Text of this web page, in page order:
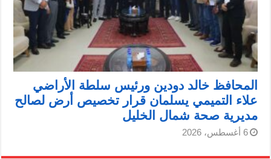
المحافظ خالد دودين ورئيس سلطة الأراضي
علاء التميمي يسلمان قرار تخصيص أرض لصالح
مديرية صحة شمال الخليل
6 أغسطس، 2026